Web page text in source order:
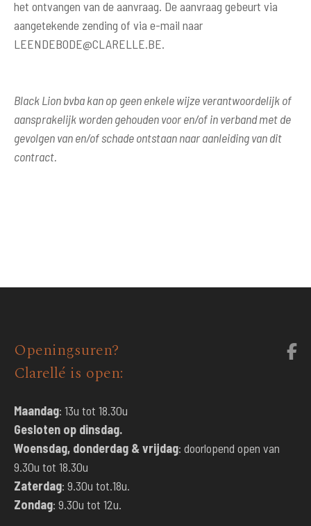
het ontvangen van de aanvraag. De aanvraag gebeurt via
aangetekende zending of via e-mail naar
LEENDEBODE@CLARELLE.BE.
Black Lion bvba kan op geen enkele wijze verantwoordelijk of
aansprakelijk worden gehouden voor en/of in verband met de
gevolgen van en/of schade ontstaan naar aanleiding van dit
contract.
Openingsuren?
Clarellé is open:
Maandag: 13u tot 18.30u
Gesloten op dinsdag.
Woensdag, donderdag & vrijdag: doorlopend open van
9.30u tot 18.30u
Zaterdag: 9.30u tot.18u.
Zondag: 9.30u tot 12u.